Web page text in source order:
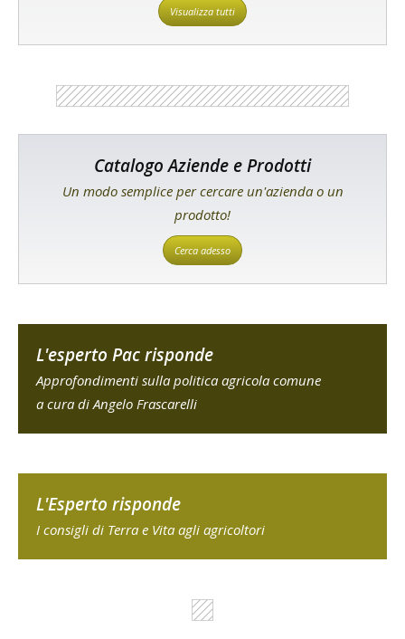
Visualizza tutti
Catalogo Aziende e Prodotti
Un modo semplice per cercare un'azienda o un
prodotto!
Cerca adesso
L'esperto Pac risponde
Approfondimenti sulla politica agricola comune
a cura di Angelo Frascarelli
L'Esperto risponde
I consigli di Terra e Vita agli agricoltori